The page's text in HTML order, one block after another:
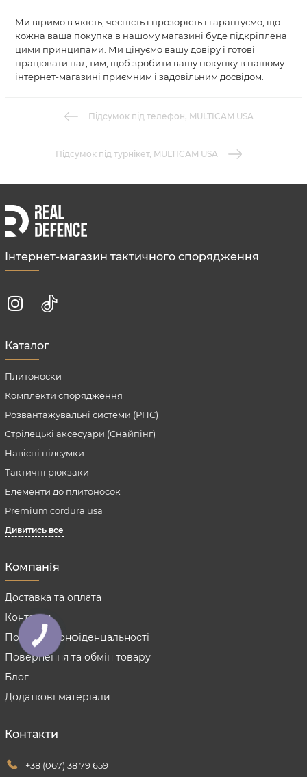
Ми віримо в якість, чесність і прозорість і гарантуємо, що
кожна ваша покупка в нашому магазині буде підкріплена
цими принципами. Ми цінуємо вашу довіру і готові
працювати над тим, щоб зробити вашу покупку в нашому
інтернет-магазині приємним і задовільним досвідом.
Підсумок під телефон, MULTICAM USA
Підсумок під турнікет, MULTICAM USA
Інтернет-магазин тактичного спорядження
Каталог
Плитоноски
Комплекти спорядження
Розвантажувальні системи (РПС)
Стрілецькі аксесуари (Снайпінг)
Навісні підсумки
Тактичні рюкзаки
Елементи до плитоносок
Premium cordura usa
Дивитись все
Компанія
Доставка та оплата
Контакти
Політика конфіденцальності
Повернення та обмін товару
Блог
Додаткові матеріали
Контакти
+38 (067) 38 79 659